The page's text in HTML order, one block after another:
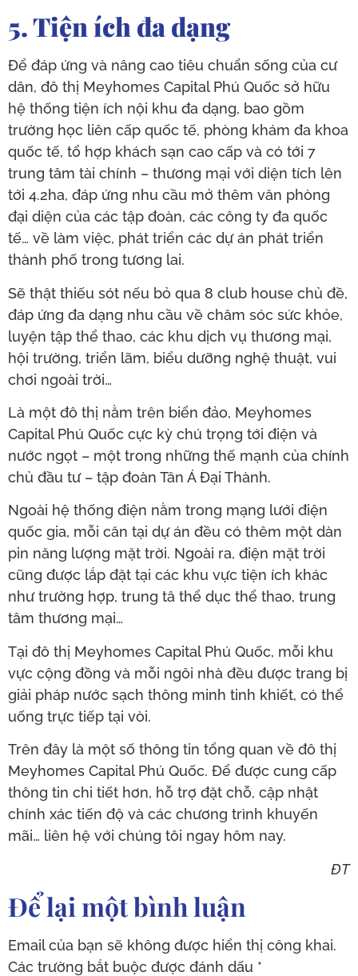
5. Tiện ích đa dạng
Để đáp ứng và nâng cao tiêu chuẩn sống của cư
dân, đô thị Meyhomes Capital Phú Quốc sở hữu
hệ thống tiện ích nội khu đa dạng, bao gồm
trường học liên cấp quốc tế, phòng khám đa khoa
quốc tế, tổ hợp khách sạn cao cấp và có tới 7
trung tâm tài chính – thương mại với diện tích lên
tới 4.2ha, đáp ứng nhu cầu mở thêm văn phòng
đại diện của các tập đoàn, các công ty đa quốc
tế… về làm việc, phát triển các dự án phát triển
thành phố trong tương lai.
Sẽ thật thiếu sót nếu bỏ qua 8 club house chủ đề,
đáp ứng đa dạng nhu cầu về chăm sóc sức khỏe,
luyện tập thể thao, các khu dịch vụ thương mại,
hội trường, triển lãm, biểu dưỡng nghệ thuật, vui
chơi ngoài trời…
Là một đô thị nằm trên biển đảo, Meyhomes
Capital Phú Quốc cực kỳ chú trọng tới điện và
nước ngọt – một trong những thế mạnh của chính
chủ đầu tư – tập đoàn Tân Á Đại Thành.
Ngoài hệ thống điện nằm trong mạng lưới điện
quốc gia, mỗi căn tại dự án đều có thêm một dàn
pin năng lượng mặt trời. Ngoài ra, điện mặt trời
cũng được lắp đặt tại các khu vực tiện ích khác
như trường hợp, trung tâ thể dục thể thao, trung
tâm thương mại…
Tại đô thị Meyhomes Capital Phú Quốc, mỗi khu
vực cộng đồng và mỗi ngôi nhà đều được trang bị
giải pháp nước sạch thông minh tinh khiết, có thể
uống trực tiếp tại vòi.
Trên đây là một số thông tin tổng quan về đô thị
Meyhomes Capital Phú Quốc. Để được cung cấp
thông tin chi tiết hơn, hỗ trợ đặt chỗ, cập nhật
chính xác tiến độ và các chương trình khuyến
mãi… liên hệ với chúng tôi ngay hôm nay.
ĐT
Để lại một bình luận
Email của bạn sẽ không được hiển thị công khai.
Các trường bắt buộc được đánh dấu *